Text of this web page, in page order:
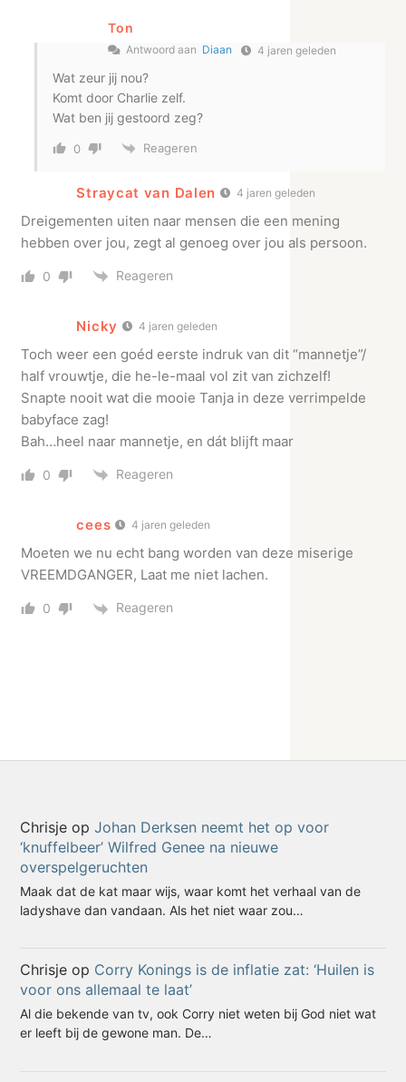
Ton
Antwoord aan Diaan 4 jaren geleden
Wat zeur jij nou?
Komt door Charlie zelf.
Wat ben jij gestoord zeg?
0 Reageren
Straycat van Dalen 4 jaren geleden
Dreigementen uiten naar mensen die een mening
hebben over jou, zegt al genoeg over jou als persoon.
0 Reageren
Nicky 4 jaren geleden
Toch weer een goéd eerste indruk van dit “mannetje”/
half vrouwtje, die he-le-maal vol zit van zichzelf!
Snapte nooit wat die mooie Tanja in deze verrimpelde
babyface zag!
Bah…heel naar mannetje, en dát blijft maar
0 Reageren
cees 4 jaren geleden
Moeten we nu echt bang worden van deze miserige
VREEMDGANGER, Laat me niet lachen.
0 Reageren
Chrisje opJohan Derksen neemt het op voor
‘knuffelbeer’ Wilfred Genee na nieuwe
overspelgeruchten
Maak dat de kat maar wijs, waar komt het verhaal van de
ladyshave dan vandaan. Als het niet waar zou…
Chrisje op Corry Konings is de inflatie zat: ‘Huilen is
voor ons allemaal te laat’
Al die bekende van tv, ook Corry niet weten bij God niet wat
er leeft bij de gewone man. De…